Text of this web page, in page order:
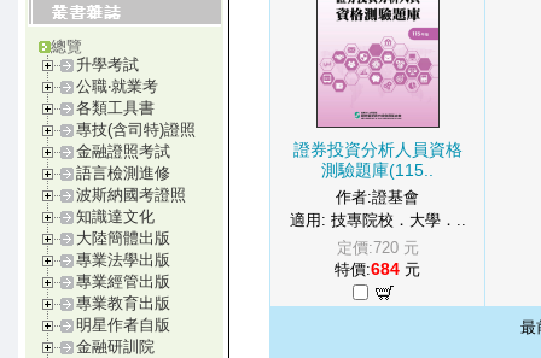
總覽
升學考試
公職‧就業考
各類工具書
專技(含司特)證照
金融證照考試
語言檢測進修
波斯納國考證照
知識達文化
大陸簡體出版
專業法學出版
專業經管出版
專業教育出版
明星作者自版
金融研訓院
證券投資分析人員資格
測驗題庫(115..
作者:證基會
適用: 技專院校．大學．..
定價:720 元
特價:684 元
最